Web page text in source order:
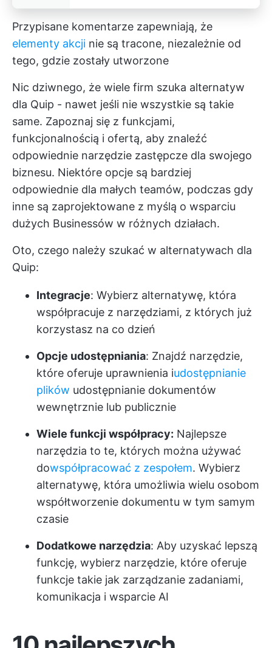
Przypisane komentarze zapewniają, że
elementy akcji nie są tracone, niezależnie od
tego, gdzie zostały utworzone
Nic dziwnego, że wiele firm szuka alternatyw
dla Quip - nawet jeśli nie wszystkie są takie
same. Zapoznaj się z funkcjami,
funkcjonalnością i ofertą, aby znaleźć
odpowiednie narzędzie zastępcze dla swojego
biznesu. Niektóre opcje są bardziej
odpowiednie dla małych teamów, podczas gdy
inne są zaprojektowane z myślą o wsparciu
dużych Businessów w różnych działach.
Oto, czego należy szukać w alternatywach dla
Quip:
Integracje: Wybierz alternatywę, która
współpracuje z narzędziami, z których już
korzystasz na co dzień
Opcje udostępniania: Znajdź narzędzie,
które oferuje uprawnienia iudostępnianie
plików udostępnianie dokumentów
wewnętrznie lub publicznie
Wiele funkcji współpracy: Najlepsze
narzędzia to te, których można używać
dowspółpracować z zespołem. Wybierz
alternatywę, która umożliwia wielu osobom
współtworzenie dokumentu w tym samym
czasie
Dodatkowe narzędzia: Aby uzyskać lepszą
funkcję, wybierz narzędzie, które oferuje
funkcje takie jak zarządzanie zadaniami,
komunikacja i wsparcie AI